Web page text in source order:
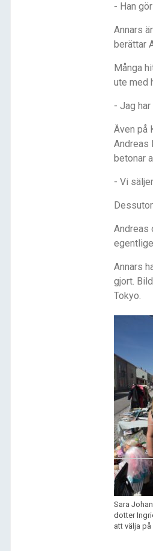
- Han g
Annars
berättar
Många
ute med
- Jag har
Även på
Andreas
betonar
- Vi
Andreas
Annars
gjort.
Tokyo.
Sara
dotter
att välja